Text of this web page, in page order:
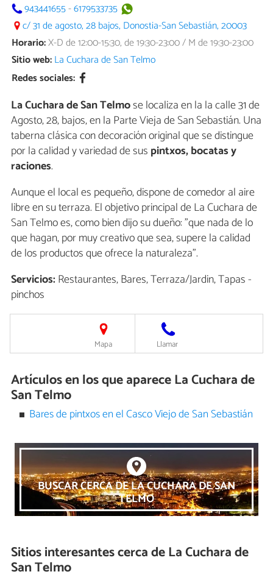
943441655-6179533735
c/ 31 de agosto, 28 bajos, Donostia-San Sebastián, 20003
Horario:X-D de 12:00-15:30, de 19:30-23:00 / M de 19:30-23:00
Sitio web:La Cuchara de San Telmo
Redes sociales:
La Cuchara de San Telmose localiza en la la calle 31 de
Agosto, 28, bajos, en la Parte Vieja de San Sebastián. Una
taberna clásica con decoración original que se distingue
por la calidad y variedad de sus pintxos, bocatas y
raciones.
Aunque el local es pequeño, dispone de comedor al aire
libre en su terraza. El objetivo principal de La Cuchara de
San Telmo es, como bien dijo su dueño: "que nada de lo
que hagan, por muy creativo que sea, supere la calidad
de los productos que ofrece la naturaleza".
Servicios:Restaurantes, Bares, Terraza/Jardin, Tapas -
pinchos
Mapa Llamar
Artículos en los que aparece La Cuchara de
San Telmo
Bares de pintxos en el Casco Viejo de San Sebastián
BUSCAR CERCA DE LA CUCHARA DE SAN
TELMO
Sitios interesantes cerca deLa Cuchara de
San Telmo